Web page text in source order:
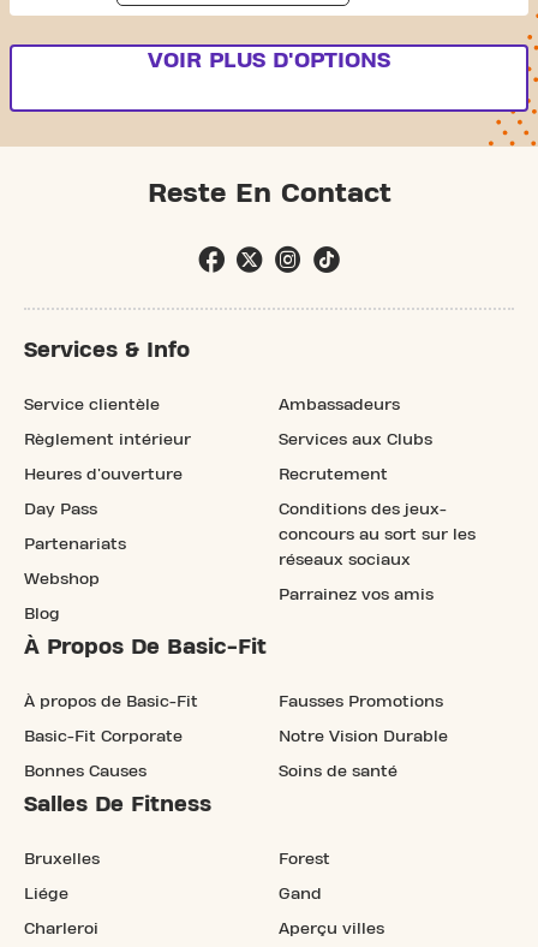
VOIR PLUS D'OPTIONS
Reste En Contact
Services & Info
Service clientèle
Règlement intérieur
Heures d'ouverture
Day Pass
Partenariats
Webshop
Blog
Ambassadeurs
Services aux Clubs
Recrutement
Conditions des jeux-
concours au sort sur les
réseaux sociaux
Parrainez vos amis
À Propos De Basic-Fit
À propos de Basic-Fit
Basic-Fit Corporate
Bonnes Causes
Fausses Promotions
Notre Vision Durable
Soins de santé
Salles De Fitness
Bruxelles
Liége
Charleroi
Forest
Gand
Aperçu villes